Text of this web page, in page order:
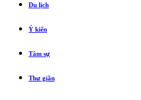
Du lịch
Ý kiến
Tâm sự
Thư giãn